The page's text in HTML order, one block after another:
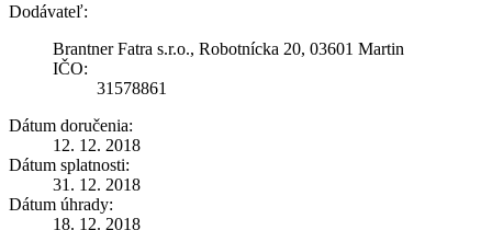
Dodávateľ:
Brantner Fatra s.r.o., Robotnícka 20, 03601 Martin
IČO:
31578861
Dátum doručenia:
12. 12. 2018
Dátum splatnosti:
31. 12. 2018
Dátum úhrady:
18. 12. 2018